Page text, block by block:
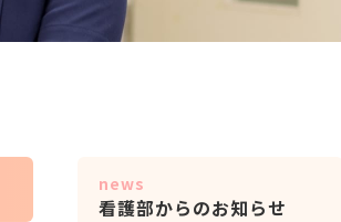
news
看護部からのお知らせ